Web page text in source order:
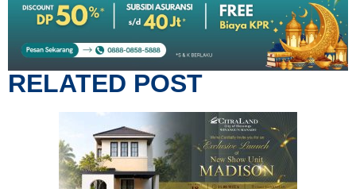
RELATED POST